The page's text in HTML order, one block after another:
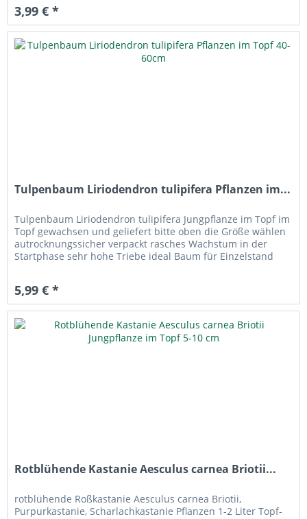
3,99 € *
Tulpenbaum Liriodendron tulipifera Pflanzen im...
Tulpenbaum Liriodendron tulipifera Jungpflanze im Topf im
Topf gewachsen und geliefert bitte oben die Größe wählen
autrocknungssicher verpackt rasches Wachstum in der
Startphase sehr hohe Triebe ideal Baum für Einzelstand
5,99 € *
Rotblühende Kastanie Aesculus carnea Briotii...
rotblühende Roßkastanie Aesculus carnea Briotii,
Purpurkastanie, Scharlachkastanie Pflanzen 1-2 Liter Topf-